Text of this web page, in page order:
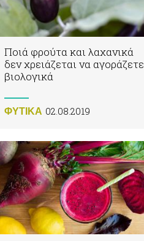
Ποιά φρούτα και λαχανικά
δεν χρειάζεται να αγοράζετε
βιολογικά
ΦΥΤΙΚA 02.08.2019